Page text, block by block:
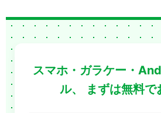
スマホ・ガラケー・
ル、
まずは無料で